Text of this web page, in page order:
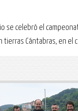
se celebró el
tierras Cántabras, en el